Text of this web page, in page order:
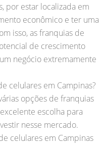
por estar localizada em
econômico e ter uma
isso, as franquias de
de crescimento
negócio extremamente
celulares em Campinas?
opções de franquias
escolha para
nesse mercado.
celulares em Campinas